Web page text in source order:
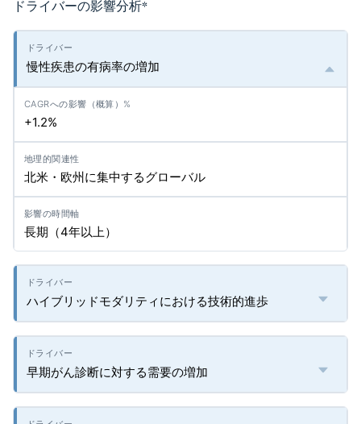
ドライバーの影響分析*
慢性疾患の有病率の増加
+1.2%
北米・欧州に集中するグローバル
長期（4年以上）
ハイブリッドモダリティにおける技術的進歩
早期がん診断に対する需要の増加